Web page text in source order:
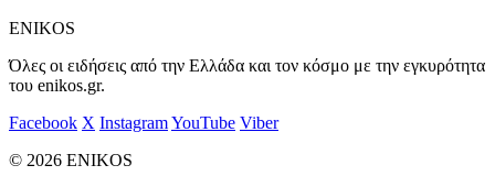
ENIKOS
Όλες οι ειδήσεις από την Ελλάδα και τον κόσμο με την εγκυρότητα
του enikos.gr.
Facebook X InstagramYouTube Viber
© 2026 ENIKOS